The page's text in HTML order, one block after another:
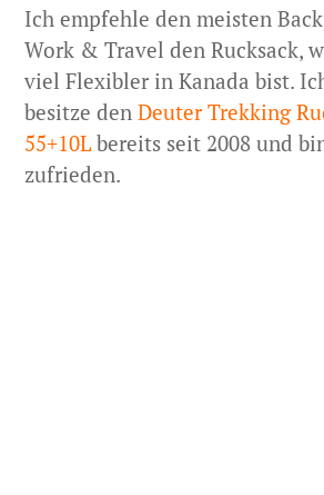
Ich empfehle den meisten
Work & Travel den Rucksack,
viel Flexibler in Kanada bist.
besitze denDeuter Trekking
55+10Lbereits seit 2008 und
zufrieden.